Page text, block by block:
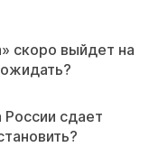
скоро выйдет на
сдает